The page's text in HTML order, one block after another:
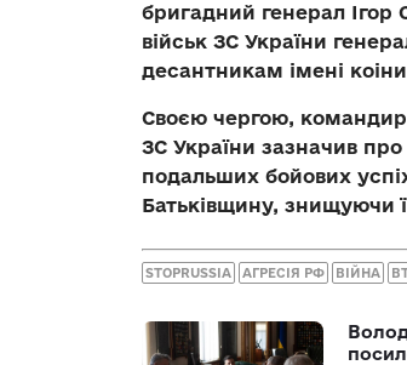
бригадний генерал
військ ЗС України
десантникам імені
Своєю чергою,
ЗС України зазначив
подальших бойових
Батьківщину, знищуючи
STOPRUSSIA АГРЕСІЯ РФ ВІЙНА